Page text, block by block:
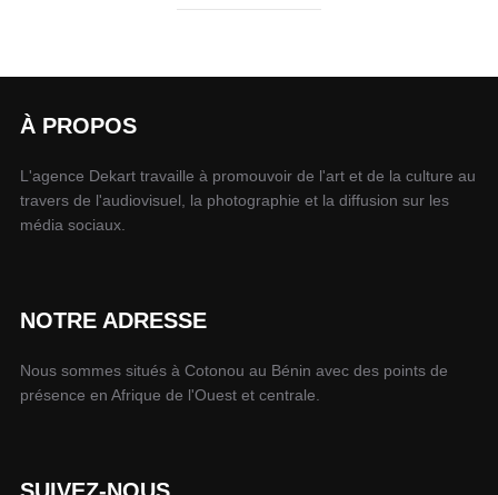
À PROPOS
L'agence Dekart travaille à promouvoir de l'art et de la culture au
travers de l'audiovisuel, la photographie et la diffusion sur les
média sociaux.
NOTRE ADRESSE
Nous sommes situés à Cotonou au Bénin avec des points de
présence en Afrique de l'Ouest et centrale.